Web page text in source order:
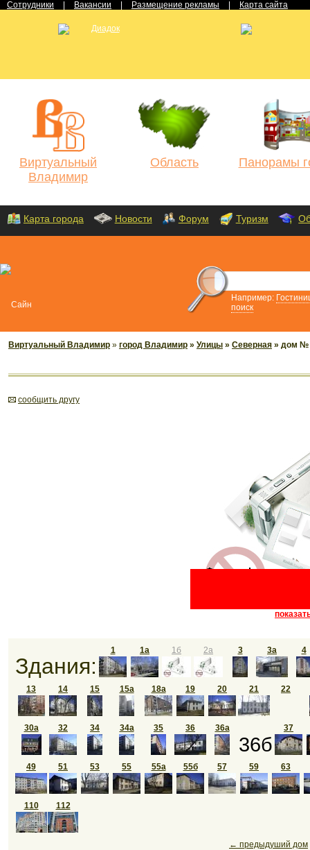
Сотрудники Вакансии Размещение рекламы Карта сайта
Виртуальный
Владимир
Область Панорамы
Карта города Новости Форум Туризм
Например:
поиск
Виртуальный Владимир » город Владимир » Улицы » Северная » дом №
cообщить другу
Здания:
1 1а 1б 2а 3 3а 4
13 14 15 15а 18а 19 20 21 22
30а 32 34 34а 35 36 36а
36б
37
49 51 53 55 55а 55б 57 59 63
110 112
← предыдуший дом